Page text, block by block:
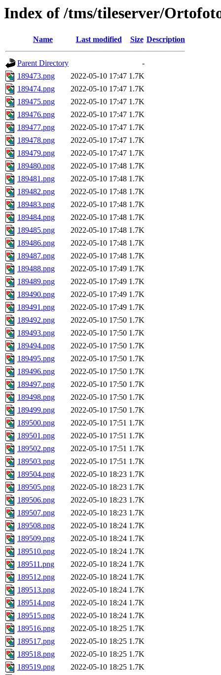
Index of /tms/tileserver/
Name Last modified Size Description
Parent Directory
-
189473.png
2022-05-10 17:47 1.7K
189474.png
2022-05-10 17:47 1.7K
189475.png
2022-05-10 17:47 1.7K
189476.png
2022-05-10 17:47 1.7K
189477.png
2022-05-10 17:47 1.7K
189478.png
2022-05-10 17:47 1.7K
189479.png
2022-05-10 17:47 1.7K
189480.png
2022-05-10 17:48 1.7K
189481.png
2022-05-10 17:48 1.7K
189482.png
2022-05-10 17:48 1.7K
189483.png
2022-05-10 17:48 1.7K
189484.png
2022-05-10 17:48 1.7K
189485.png
2022-05-10 17:48 1.7K
189486.png
2022-05-10 17:48 1.7K
189487.png
2022-05-10 17:48 1.7K
189488.png
2022-05-10 17:49 1.7K
189489.png
2022-05-10 17:49 1.7K
189490.png
2022-05-10 17:49 1.7K
189491.png
2022-05-10 17:49 1.7K
189492.png
2022-05-10 17:50 1.7K
189493.png
2022-05-10 17:50 1.7K
189494.png
2022-05-10 17:50 1.7K
189495.png
2022-05-10 17:50 1.7K
189496.png
2022-05-10 17:50 1.7K
189497.png
2022-05-10 17:50 1.7K
189498.png
2022-05-10 17:50 1.7K
189499.png
2022-05-10 17:50 1.7K
189500.png
2022-05-10 17:51 1.7K
189501.png
2022-05-10 17:51 1.7K
189502.png
2022-05-10 17:51 1.7K
189503.png
2022-05-10 17:51 1.7K
189504.png
2022-05-10 18:23 1.7K
189505.png
2022-05-10 18:23 1.7K
189506.png
2022-05-10 18:23 1.7K
189507.png
2022-05-10 18:23 1.7K
189508.png
2022-05-10 18:24 1.7K
189509.png
2022-05-10 18:24 1.7K
189510.png
2022-05-10 18:24 1.7K
189511.png
2022-05-10 18:24 1.7K
189512.png
2022-05-10 18:24 1.7K
189513.png
2022-05-10 18:24 1.7K
189514.png
2022-05-10 18:24 1.7K
189515.png
2022-05-10 18:24 1.7K
189516.png
2022-05-10 18:25 1.7K
189517.png
2022-05-10 18:25 1.7K
189518.png
2022-05-10 18:25 1.7K
189519.png
2022-05-10 18:25 1.7K